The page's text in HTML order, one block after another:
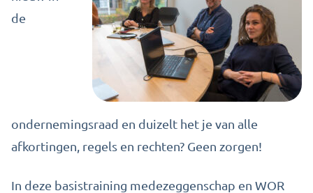
de
ondernemingsraad en duizelt het je van alle
afkortingen, regels en rechten? Geen zorgen!
In deze basistraining medezeggenschap en WOR